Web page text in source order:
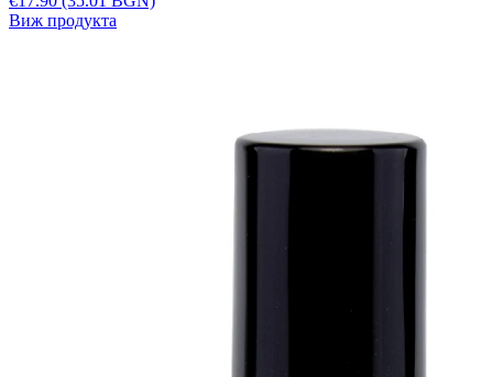
Виж продукта